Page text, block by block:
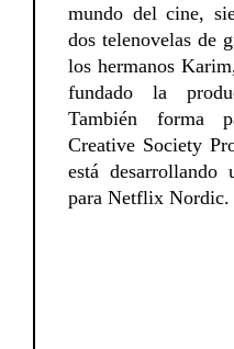
mundo del cine,
dos telenovelas de
los hermanos
fundado la
También forma
Creative Society
está
para Netflix Nordic.